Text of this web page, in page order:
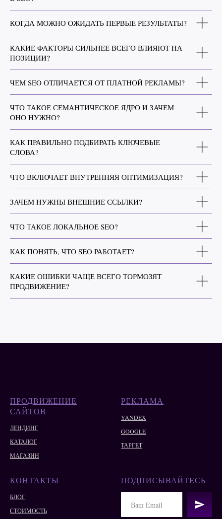
КОГДА МОЖНО ОЖИДАТЬ ПЕРВЫЕ РЕЗУЛЬТАТЫ?
КАКИЕ ФАКТОРЫ СИЛЬНЕЕ ВСЕГО ВЛИЯЮТ НА
ПОЗИЦИИ?
ЧЕМ SEO ОТЛИЧАЕТСЯ ОТ ПЛАТНОЙ РЕКЛАМЫ?
ЧТО ТАКОЕ СЕМАНТИЧЕСКОЕ ЯДРО И ЗАЧЕМ
ОНО НУЖНО?
КАК ПРАВИЛЬНО ПОДБИРАТЬ КЛЮЧЕВЫЕ
СЛОВА?
ЧТО ВКЛЮЧАЕТ ВНУТРЕННЯЯ ОПТИМИЗАЦИЯ?
ЗАЧЕМ НУЖНЫ ВНЕШНИЕ ССЫЛКИ?
ЧТО ТАКОЕ ЛОКАЛЬНОЕ SEO?
КАК ПОНЯТЬ, ЧТО SEO РАБОТАЕТ?
КАКИЕ ОШИБКИ ЧАЩЕ ВСЕГО ТОРМОЗЯТ
ПРОДВИЖЕНИЕ?
САЙТОВ
ЛЕНДИНГ
КАТАЛОГ
МАГАЗИН
YANDEX
GOOGLE
ТАРГЕТ
БЛОГ
СТОИМОСТЬ
КАРТА САЙТА